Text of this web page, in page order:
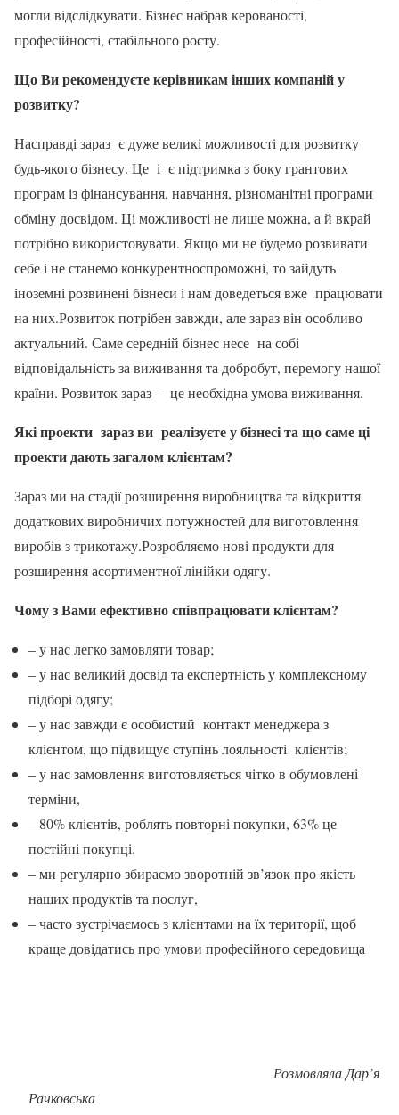
могли відслідкувати. Бізнес набрав керованості,
професійності, стабільного росту.
Що Ви рекомендуєте керівникам інших компаній у
розвитку?
Насправді зараз є дуже великі можливості для розвитку
будь-якого бізнесу. Це і є підтримка з боку грантових
програм із фінансування, навчання, різноманітні програми
обміну досвідом. Ці можливості не лише можна, а й вкрай
потрібно використовувати. Якщо ми не будемо розвивати
себе і не станемо конкурентноспроможні, то зайдуть
іноземні розвинені бізнеси і нам доведеться вже працювати
на них.Розвиток потрібен завжди, але зараз він особливо
актуальний. Саме середній бізнес несе на собі
відповідальність за виживання та добробут, перемогу нашої
країни. Розвиток зараз – це необхідна умова виживання.
Які проекти зараз ви реалізуєте у бізнесі та що саме ці
проекти дають загалом клієнтам?
Зараз ми на стадії розширення виробництва та відкриття
додаткових виробничих потужностей для виготовлення
виробів з трикотажу.Розробляємо нові продукти для
розширення асортиментної лінійки одягу.
Чому з Вами ефективно співпрацювати клієнтам?
– у нас легко замовляти товар;
– у нас великий досвід та експертність у комплексному
підборі одягу;
– у нас завжди є особистий контакт менеджера з
клієнтом, що підвищує ступінь лояльності клієнтів;
– у нас замовлення виготовляється чітко в обумовлені
терміни,
– 80% клієнтів, роблять повторні покупки, 63% це
постійні покупці.
– ми регулярно збираємо зворотній зв’язок про якість
наших продуктів та послуг,
– часто зустрічаємось з клієнтами на їх території, щоб
краще довідатись про умови професійного середовища
Розмовляла Дар’я
Рачковська